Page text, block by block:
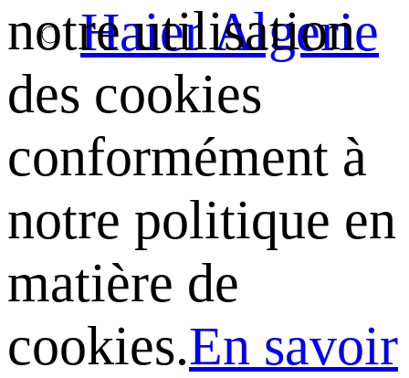
Haier Algerie
notre utilisation
des cookies
conformément à
notre politique en
matière de
cookies.En savoir